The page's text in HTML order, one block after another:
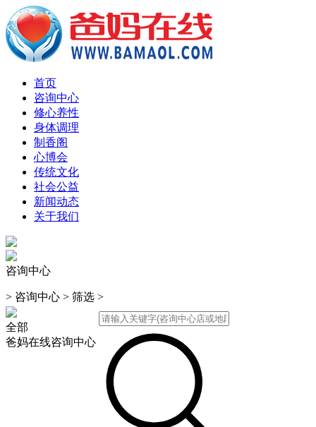
首页
咨询中心
修心养性
身体调理
制香阁
心博会
传统文化
社会公益
新闻动态
关于我们
咨询中心
> 咨询中心 > 筛选 >
全部
爸妈在线咨询中心